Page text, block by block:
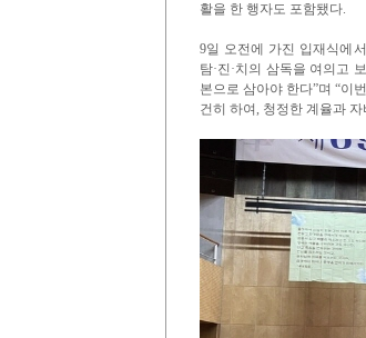
활을 한 행자도 포함됐다.
9일 오전에 가진 입재식에
탐·진·치의 삼독을 여의고
본으로 삼아야 한다”며 “이
건히 하여, 청정한 계율과